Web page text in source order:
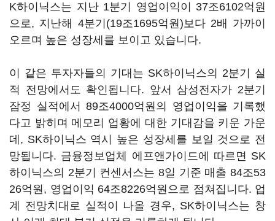
K하이닉스는 지난 1분기 영업이익이 37조6102억원
으로, 지난해 4분기(19조1695억원)보다 2배 가까이
오르며 높은 성장세를 보이고 있습니다.
이 같은 투자자들의 기대는 SK하이닉스의 2분기 실
적 전망에서도 확인됩니다. 앞서 삼성전자가 2분기
잠정 실적에서 89조4000억원의 영업이익을 기록했
다고 밝히며 메모리 업황에 대한 기대감을 키운 가운
데, SK하이닉스 역시 높은 성장세를 보일 것으로 전
망됩니다. 금융정보업체 에프앤가이드에 따르면 SK
하이닉스의 2분기 컨센서스는 8일 기준 매출 84조53
26억원, 영업이익 64조8226억원으로 점쳐집니다. 업
계 전망치대로 실적이 나올 경우, SK하이닉스는 창